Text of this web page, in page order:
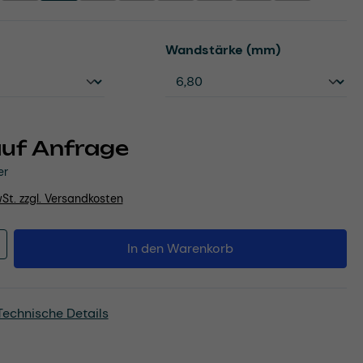
Anfrage
zzgl. Versandkosten
Wandstärke (mm)auswählen
Anzahl: Gib den gewünschten Wert
In den Warenkorb
Details